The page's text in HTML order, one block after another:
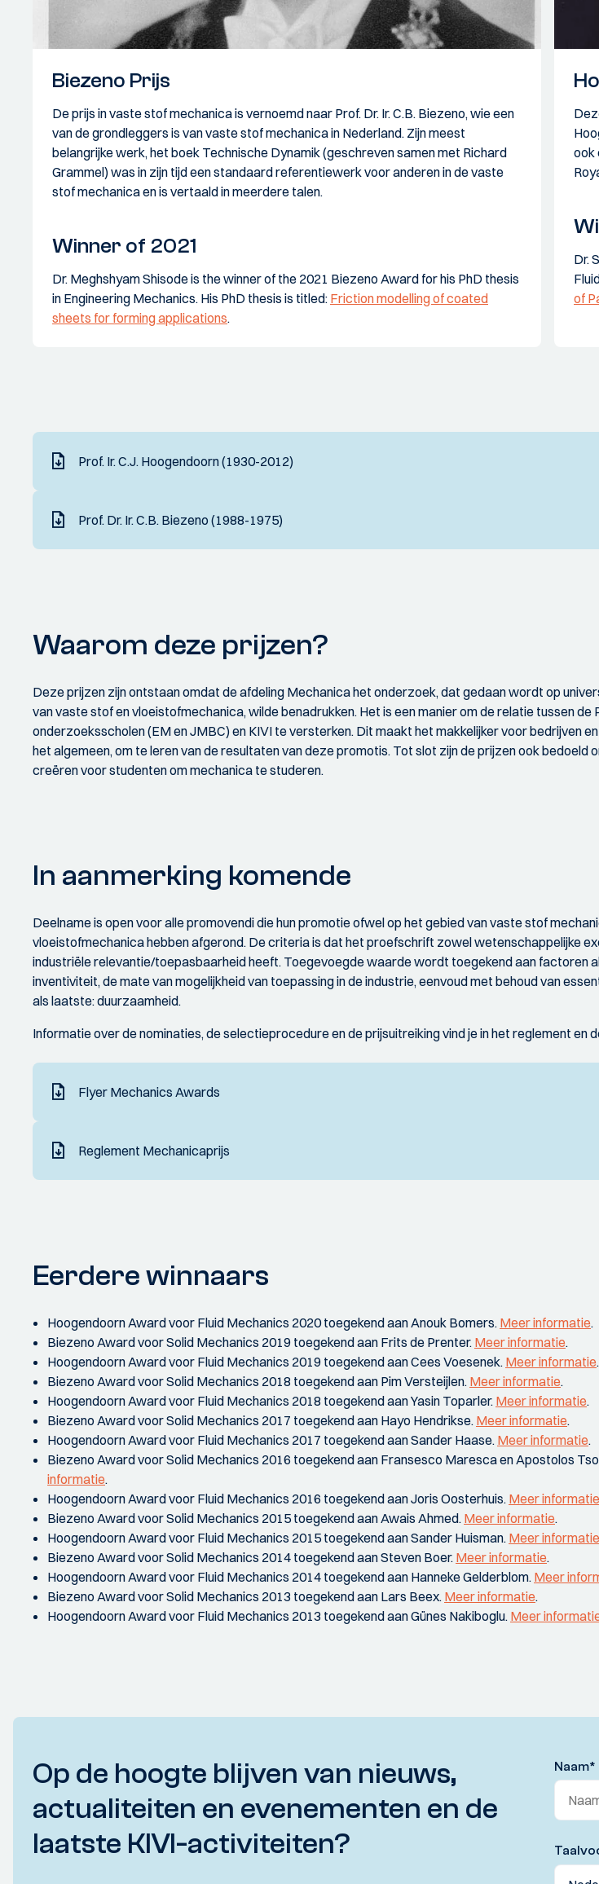
Biezeno Prijs
De prijs in vaste stof mechanica is vernoemd naar Prof. Dr. Ir. C.B. Biezeno, wie een
van de grondleggers is van vaste stof mechanica in Nederland. Zijn meest
belangrijke werk, het boek Technische Dynamik (geschreven samen met Richard
Grammel) was in zijn tijd een standaard referentiewerk voor anderen in de vaste
stof mechanica en is vertaald in meerdere talen.
Winner of 2021
Dr. Meghshyam Shisode is the winner of the 2021 Biezeno Award for his PhD thesis
in Engineering Mechanics. His PhD thesis is titled: Friction modelling of coated
sheets for forming applications.
ook
Dr.
of
Prof. Ir. C.J. Hoogendoorn (1930-2012)
Prof. Dr. Ir. C.B. Biezeno (1988-1975)
Waarom deze prijzen?
Deze prijzen zijn ontstaan omdat de afdeling Mechanica het onderzoek, dat gedaan wordt op
van vaste stof en vloeistofmechanica, wilde benadrukken. Het is een manier om de relatie tussen de
onderzoeksscholen (EM en JMBC) en KIVI te versterken. Dit maakt het makkelijker voor bedrijven
het algemeen, om te leren van de resultaten van deze promotis. Tot slot zijn de prijzen ook bedoeld
creëren voor studenten om mechanica te studeren.
In aanmerking komende
Deelname is open voor alle promovendi die hun promotie ofwel op het gebied van vaste stof
vloeistofmechanica hebben afgerond. De criteria is dat het proefschrift zowel wetenschappelijke
industriële relevantie/toepasbaarheid heeft. Toegevoegde waarde wordt toegekend aan factoren
inventiviteit, de mate van mogelijkheid van toepassing in de industrie, eenvoud met behoud van
als laatste: duurzaamheid.
Informatie over de nominaties, de selectieprocedure en de prijsuitreiking vind je in het reglement en
Flyer Mechanics Awards
Reglement Mechanicaprijs
Eerdere winnaars
Hoogendoorn Award voor Fluid Mechanics 2020 toegekend aan Anouk Bomers. Meer informatie.
Biezeno Award voor Solid Mechanics 2019 toegekend aan Frits de Prenter. Meer informatie.
Hoogendoorn Award voor Fluid Mechanics 2019 toegekend aan Cees Voesenek. Meer informatie.
Biezeno Award voor Solid Mechanics 2018 toegekend aan Pim Versteijlen. Meer informatie.
Hoogendoorn Award voor Fluid Mechanics 2018 toegekend aan Yasin Toparler. Meer informatie.
Biezeno Award voor Solid Mechanics 2017 toegekend aan Hayo Hendrikse. Meer informatie.
Hoogendoorn Award voor Fluid Mechanics 2017 toegekend aan Sander Haase. Meer informatie.
Biezeno Award voor Solid Mechanics 2016 toegekend aan Fransesco Maresca en Apostolos
informatie.
Hoogendoorn Award voor Fluid Mechanics 2016 toegekend aan Joris Oosterhuis. Meer informatie
Biezeno Award voor Solid Mechanics 2015 toegekend aan Awais Ahmed. Meer informatie.
Hoogendoorn Award voor Fluid Mechanics 2015 toegekend aan Sander Huisman. Meer informatie
Biezeno Award voor Solid Mechanics 2014 toegekend aan Steven Boer. Meer informatie.
Hoogendoorn Award voor Fluid Mechanics 2014 toegekend aan Hanneke Gelderblom. Meer
Biezeno Award voor Solid Mechanics 2013 toegekend aan Lars Beex. Meer informatie.
Hoogendoorn Award voor Fluid Mechanics 2013 toegekend aan Günes Nakiboglu. Meer
Op de hoogte blijven van nieuws,
actualiteiten en evenementen en de
laatste KIVI-activiteiten?
Naam*